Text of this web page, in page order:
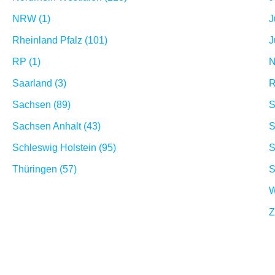
NRW (1)
Rheinland Pfalz (101)
RP (1)
Saarland (3)
Sachsen (89)
Sachsen Anhalt (43)
Schleswig Holstein (95)
Thüringen (57)